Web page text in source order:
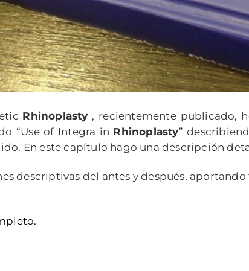
Rhinoplasty , recientemente publicado,
“Use of Integra in Rhinoplasty”
En este capítulo hago una descripción
descriptivas del antes y después,